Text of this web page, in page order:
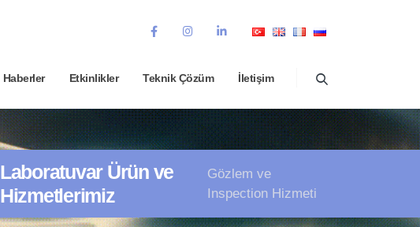
Haberler Etkinlikler Teknik Çözüm İletişim
Laboratuvar Ürün ve
Hizmetlerimiz
Gözlem ve
Inspection Hizmeti